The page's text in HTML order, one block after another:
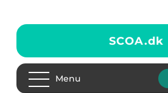
SCOA.dk
Menu